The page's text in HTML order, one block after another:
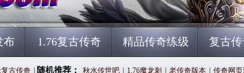
布 1.76复古传奇 精品传奇练级 复古
古传奇 随机推荐： 秋水传世吧 1.76魔龙刺 老传奇版本 传奇网